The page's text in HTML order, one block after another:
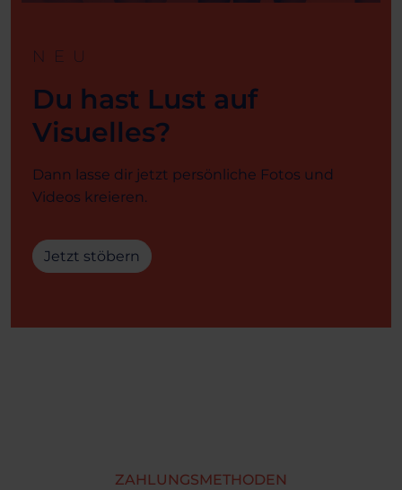
NEU
Du hast Lust auf
Visuelles?
Dann lasse dir jetzt persönliche Fotos und
Videos kreieren.
Jetzt stöbern
ZAHLUNGSMETHODEN